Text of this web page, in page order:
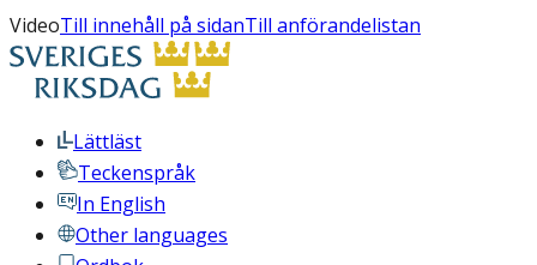
VideoTill innehåll på sidanTill anförandelistan
Lättläst
Teckenspråk
In English
Other languages